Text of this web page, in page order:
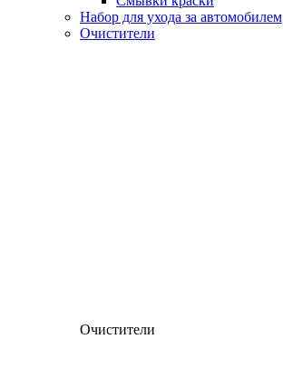
Набор для ухода за автомобилем
Очистители
Очистители